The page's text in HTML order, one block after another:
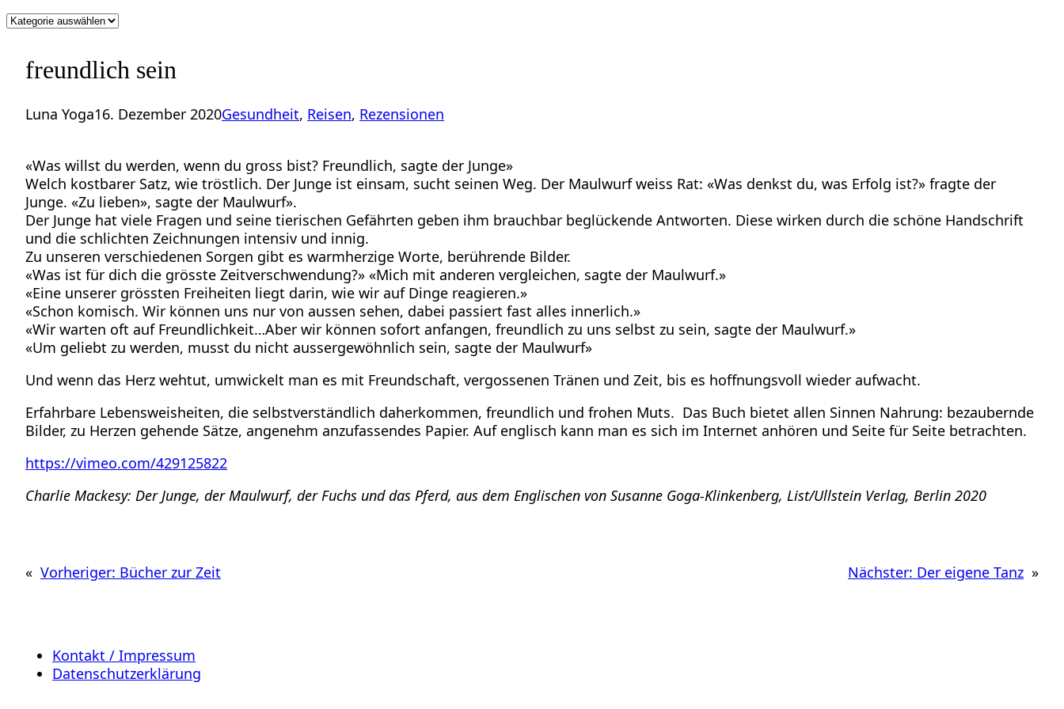
Kategorien
freundlich sein
Luna Yoga16. Dezember 2020Gesundheit, Reisen, Rezensionen
«Was willst du werden, wenn du gross bist? Freundlich, sagte der Junge»
Welch kostbarer Satz, wie tröstlich. Der Junge ist einsam, sucht seinen Weg. Der Maulwurf weiss Rat: «Was denkst du, was Erfolg ist?» fragte der
Junge. «Zu lieben», sagte der Maulwurf».
Der Junge hat viele Fragen und seine tierischen Gefährten geben ihm brauchbar beglückende Antworten. Diese wirken durch die schöne Handschrift
und die schlichten Zeichnungen intensiv und innig.
Zu unseren verschiedenen Sorgen gibt es warmherzige Worte, berührende Bilder.
«Was ist für dich die grösste Zeitverschwendung?» «Mich mit anderen vergleichen, sagte der Maulwurf.»
«Eine unserer grössten Freiheiten liegt darin, wie wir auf Dinge reagieren.»
«Schon komisch. Wir können uns nur von aussen sehen, dabei passiert fast alles innerlich.»
«Wir warten oft auf Freundlichkeit…Aber wir können sofort anfangen, freundlich zu uns selbst zu sein, sagte der Maulwurf.»
«Um geliebt zu werden, musst du nicht aussergewöhnlich sein, sagte der Maulwurf»
Und wenn das Herz wehtut, umwickelt man es mit Freundschaft, vergossenen Tränen und Zeit, bis es hoffnungsvoll wieder aufwacht.
Erfahrbare Lebensweisheiten, die selbstverständlich daherkommen, freundlich und frohen Muts. Das Buch bietet allen Sinnen Nahrung: bezaubernde
Bilder, zu Herzen gehende Sätze, angenehm anzufassendes Papier. Auf englisch kann man es sich im Internet anhören und Seite für Seite betrachten.
https://vimeo.com/429125822
Charlie Mackesy: Der Junge, der Maulwurf, der Fuchs und das Pferd, aus dem Englischen von Susanne Goga-Klinkenberg, List/Ullstein Verlag, Berlin 2020
« Vorheriger: Bücher zur Zeit Nächster: Der eigene Tanz »
Kontakt / Impressum
Datenschutzerklärung